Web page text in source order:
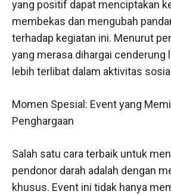
yang positif dapat menciptakan
membekas dan mengubah
terhadap kegiatan ini. Menurut
yang merasa dihargai cenderung
lebih terlibat dalam aktivitas
Momen Spesial: Event yang
Penghargaan
Salah satu cara terbaik untuk
pendonor darah adalah dengan
khusus. Event ini tidak hanya